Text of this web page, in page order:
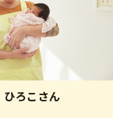
開院９周年１０
MOMME（もん
北広島市産後ケ
ひろこさん